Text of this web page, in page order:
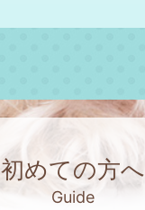
初めての方へ
Guide